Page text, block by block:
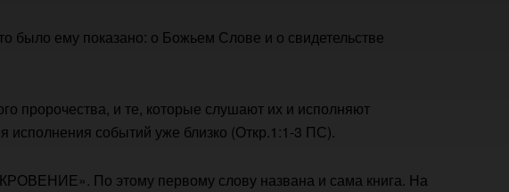
было ему показано: о Божьем Слове и о свидетельстве
пророчества, и те, которые слушают их и исполняют
исполнения событий уже близко (Откр.1:1-3 ПС).
По этому первому слову названа и сама книга. На